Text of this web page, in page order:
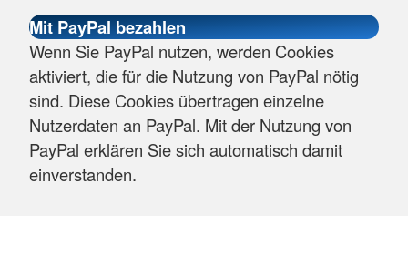
Wenn Sie PayPal nutzen, werden Cookies
aktiviert, die für die Nutzung von PayPal nötig
sind. Diese Cookies übertragen einzelne
Nutzerdaten an PayPal. Mit der Nutzung von
PayPal erklären Sie sich automatisch damit
einverstanden.